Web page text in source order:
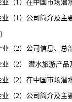
在中国市场潜水
）公司简介及主
公司信息、总部
） 潜水旅游产品
在中国市场潜水
）公司简介及主